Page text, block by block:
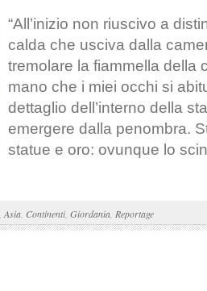
“All’inizio non riuscivo a
calda che usciva dalla
tremolare la fiammella della
mano che i miei occhi si
dettaglio dell’interno della
emergere dalla penombra.
statue e oro: ovunque lo
Asia Continenti, Giordania Reportage